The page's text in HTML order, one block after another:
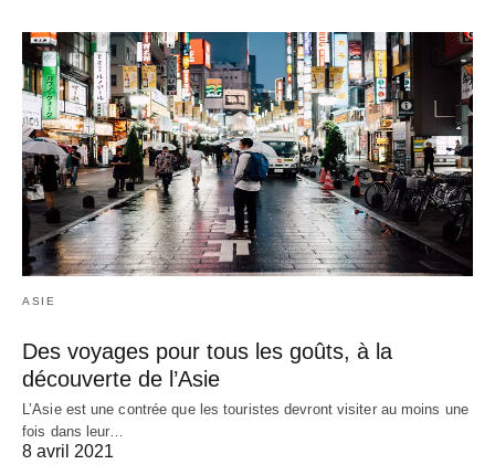
ASIE
Des voyages pour tous les goûts, à la
découverte de l’Asie
L’Asie est une contrée que les touristes devront visiter au moins une
fois dans leur…
8 avril 2021